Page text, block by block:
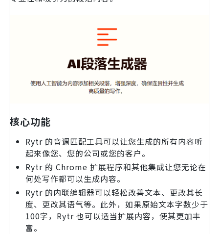
核心功能
Rytr 的音调匹配工具可以让您生成的所有内容听
起来像您、您的公司或您的客户。
Rytr 的 Chrome 扩展程序和其他集成让您无论在
何处写作都可以生成内容。
Rytr 的内联编辑器可以轻松改善文本、更改其长
度、更改其语气等。此外，如果原始文本字数少于
100字，Rytr 也可以适当扩展内容，使其更加丰
富。